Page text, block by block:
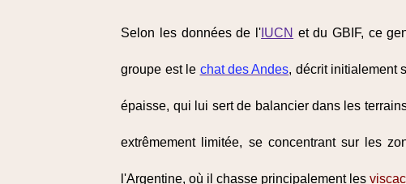
Selon les données de l' IUCN et du GBIF, ce
groupe est le chat des Andes, décrit initialement
épaisse, qui lui sert de balancier dans les
extrêmement limitée, se concentrant sur les
l'Argentine, où il chasse principalement les